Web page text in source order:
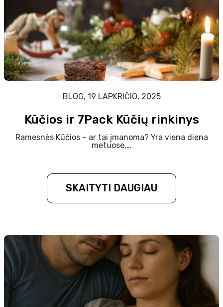
BLOG, 19 LAPKRIČIO, 2025
Kūčios ir 7Pack Kūčių rinkinys
Ramesnės Kūčios – ar tai įmanoma? Yra viena diena
metuose,…
SKAITYTI DAUGIAU